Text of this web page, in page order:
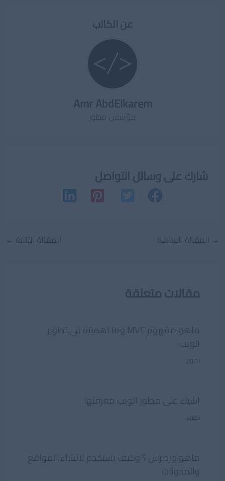
عن الكاتب
Amr AbdElkarem
شارك على وسائل التواصل
Post
→ المقالة السابقة المقالة التالية ←
مقالات متعلقة
ماهو مفهوم MVC وما اهميته فى تطوير
الويب
تطوير
اشياء على مطور الويب معرفتها
تطوير
ماهو وردبرس ؟ وكيف يستخدم لانشاء المواقع
والمدونات